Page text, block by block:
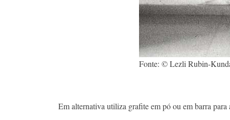
Fonte: © Lezli Rubin-
Em alternativa utiliza grafite em pó ou em barra para